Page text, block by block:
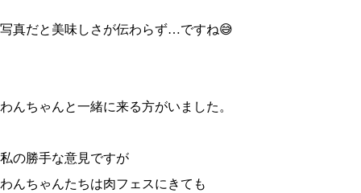
写真だと美味しさが伝わらず…ですね😅
わんちゃんと一緒に来る方がいました。
私の勝手な意見ですが
わんちゃんたちは肉フェスにきても